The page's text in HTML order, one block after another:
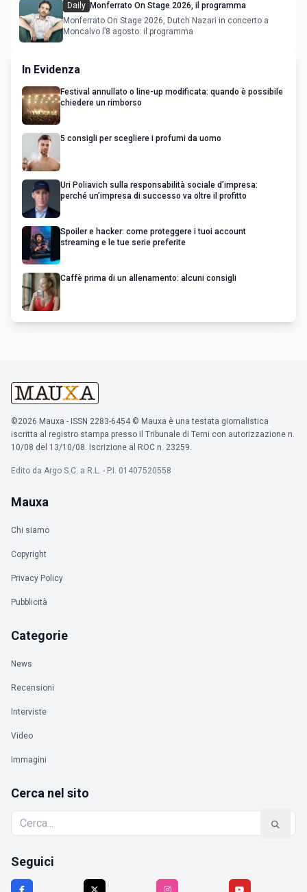
Daily Monferrato On Stage 2026, il programma
Monferrato On Stage 2026, Dutch Nazari in concerto a
Moncalvo l’8 agosto: il programma
In Evidenza
Festival annullato o line-up modificata: quando è possibile
chiedere un rimborso
5 consigli per scegliere i profumi da uomo
Uri Poliavich sulla responsabilità sociale d’impresa:
perché un’impresa di successo va oltre il profitto
Spoiler e hacker: come proteggere i tuoi account
streaming e le tue serie preferite
Caffè prima di un allenamento: alcuni consigli
©2026 Mauxa - ISSN 2283-6454 © Mauxa è una testata giornalistica
iscritta al registro stampa presso il Tribunale di Terni con autorizzazione n.
10/08 del 13/10/08. Iscrizione al ROC n. 23259.
Edito da Argo S.C. a R.L. - P.I. 01407520558
Mauxa
Chi siamo
Copyright
Privacy Policy
Pubblicità
Categorie
News
Recensioni
Interviste
Video
Immagini
Cerca nel sito
Seguici